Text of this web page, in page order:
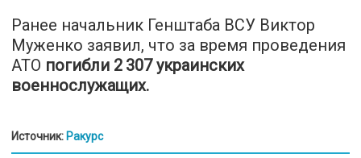
Ранее начальник Генштаба ВСУ Виктор
Муженко заявил, что за время проведения
АТО погибли 2 307 украинских
военнослужащих.
Источник: Ракурс